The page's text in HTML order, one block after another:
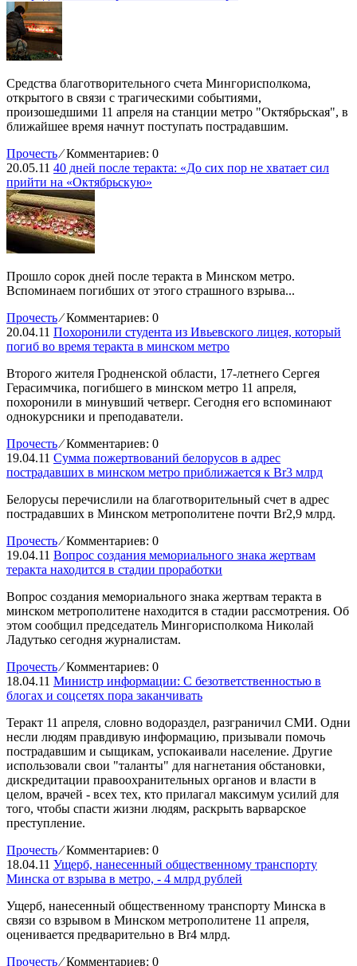
Средства благотворительного счета Мингорисполкома,
открытого в связи с трагическими событиями,
произошедшими 11 апреля на станции метро "Октябрьская", в
ближайшее время начнут поступать пострадавшим.
Прочесть ⁄Комментариев: 0
20.05.11 40 дней после теракта: «До сих пор не хватает сил
прийти на «Октябрьскую»
Прошло сорок дней после теракта в Минском метро.
Вспоминаем погибших от этого страшного взрыва...
Прочесть ⁄Комментариев: 0
20.04.11 Похоронили студента из Ивьевского лицея, который
погиб во время теракта в минском метро
Второго жителя Гродненской области, 17-летнего Сергея
Герасимчика, погибшего в минском метро 11 апреля,
похоронили в минувший четверг. Сегодня его вспоминают
однокурсники и преподаватели.
Прочесть ⁄Комментариев: 0
19.04.11 Сумма пожертвований белорусов в адрес
пострадавших в минском метро приближается к Br3 млрд
Белорусы перечислили на благотворительный счет в адрес
пострадавших в Минском метрополитене почти Br2,9 млрд.
Прочесть ⁄Комментариев: 0
19.04.11 Вопрос создания мемориального знака жертвам
теракта находится в стадии проработки
Вопрос создания мемориального знака жертвам теракта в
минском метрополитене находится в стадии рассмотрения. Об
этом сообщил председатель Мингорисполкома Николай
Ладутько сегодня журналистам.
Прочесть ⁄Комментариев: 0
18.04.11 Министр информации: С безответственностью в
блогах и соцсетях пора заканчивать
Теракт 11 апреля, словно водораздел, разграничил СМИ. Одни
несли людям правдивую информацию, призывали помочь
пострадавшим и сыщикам, успокаивали население. Другие
использовали свои "таланты" для нагнетания обстановки,
дискредитации правоохранительных органов и власти в
целом, врачей - всех тех, кто прилагал максимум усилий для
того, чтобы спасти жизни людям, раскрыть варварское
преступление.
Прочесть ⁄Комментариев: 0
18.04.11 Ущерб, нанесенный общественному транспорту
Минска от взрыва в метро, - 4 млрд рублей
Ущерб, нанесенный общественному транспорту Минска в
связи со взрывом в Минском метрополитене 11 апреля,
оценивается предварительно в Br4 млрд.
Прочесть ⁄Комментариев: 0